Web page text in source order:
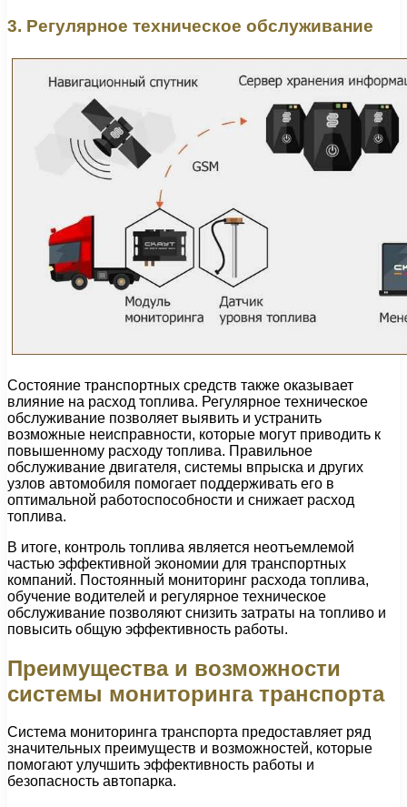
3. Регулярное техническое обслуживание
Состояние транспортных средств также оказывает
влияние на расход топлива. Регулярное техническое
обслуживание позволяет выявить и устранить
возможные неисправности, которые могут приводить к
повышенному расходу топлива. Правильное
обслуживание двигателя, системы впрыска и других
узлов автомобиля помогает поддерживать его в
оптимальной работоспособности и снижает расход
топлива.
В итоге, контроль топлива является неотъемлемой
частью эффективной экономии для транспортных
компаний. Постоянный мониторинг расхода топлива,
обучение водителей и регулярное техническое
обслуживание позволяют снизить затраты на топливо и
повысить общую эффективность работы.
Преимущества и возможности
системы мониторинга транспорта
Система мониторинга транспорта предоставляет ряд
значительных преимуществ и возможностей, которые
помогают улучшить эффективность работы и
безопасность автопарка.